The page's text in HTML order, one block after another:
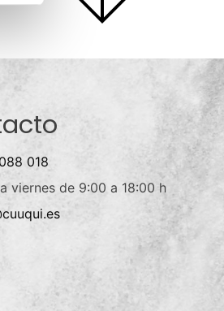
018
viernes de 9:00 a 18:00 h